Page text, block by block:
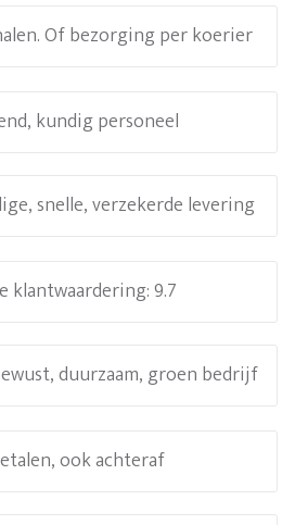
Of bezorging per koerier
kundig personeel
snelle, verzekerde levering
klantwaardering: 9.7
duurzaam, groen bedrijf
ook achteraf